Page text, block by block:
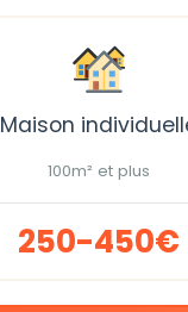
Maison
100m² et plus
250-450€